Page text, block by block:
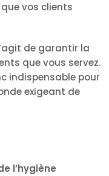
vos clients
de garantir la
que vous servez.
indispensable pour
exigeant de
l’hygiène